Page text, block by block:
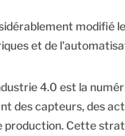
modifié
et de
4.0 est la
des capteurs, des
Cette